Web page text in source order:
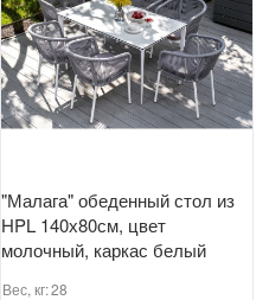
"Малага" обеденный стол из
HPL 140х80см, цвет
молочный, каркас белый
Вес, кг:28